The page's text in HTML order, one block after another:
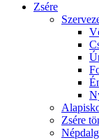
Zsére
Zsére